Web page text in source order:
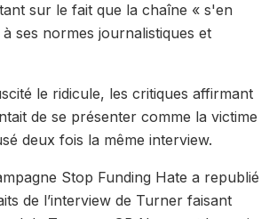
sur le fait que la chaîne « s'en
ses normes journalistiques et
le ridicule, les critiques affirmant
de se présenter comme la victime
deux fois la même interview.
Stop Funding Hate a republié
de l’interview de Turner faisant